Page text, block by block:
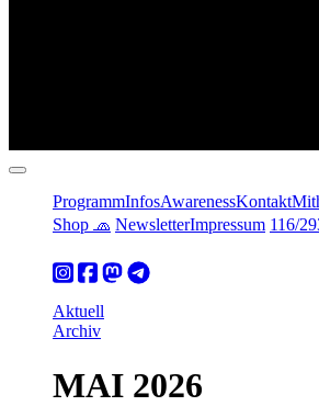
ProgrammInfosAwarenessKontakt
Shop 🧢 NewsletterImpressum 116/
Aktuell
Archiv
MAI 2026